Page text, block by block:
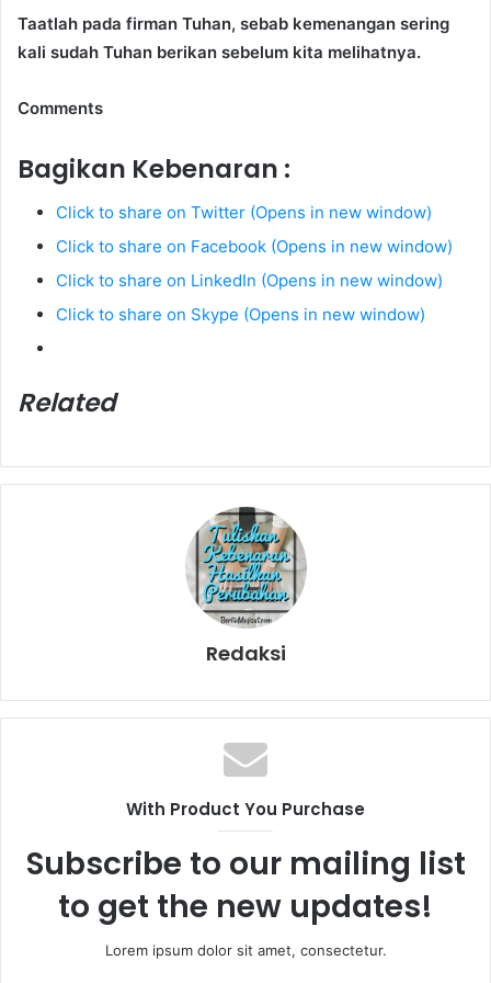
Taatlah pada firman Tuhan, sebab kemenangan sering
kali sudah Tuhan berikan sebelum kita melihatnya.
Comments
Bagikan Kebenaran :
Click to share on Twitter (Opens in new window)
Click to share on Facebook (Opens in new window)
Click to share on LinkedIn (Opens in new window)
Click to share on Skype (Opens in new window)
Related
Redaksi
With Product You Purchase
Subscribe to our mailing list
to get the new updates!
Lorem ipsum dolor sit amet, consectetur.